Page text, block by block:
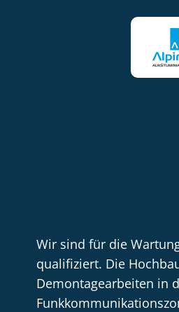
Wir sind für die
qualifiziert. Die
Demontagearbeiten in